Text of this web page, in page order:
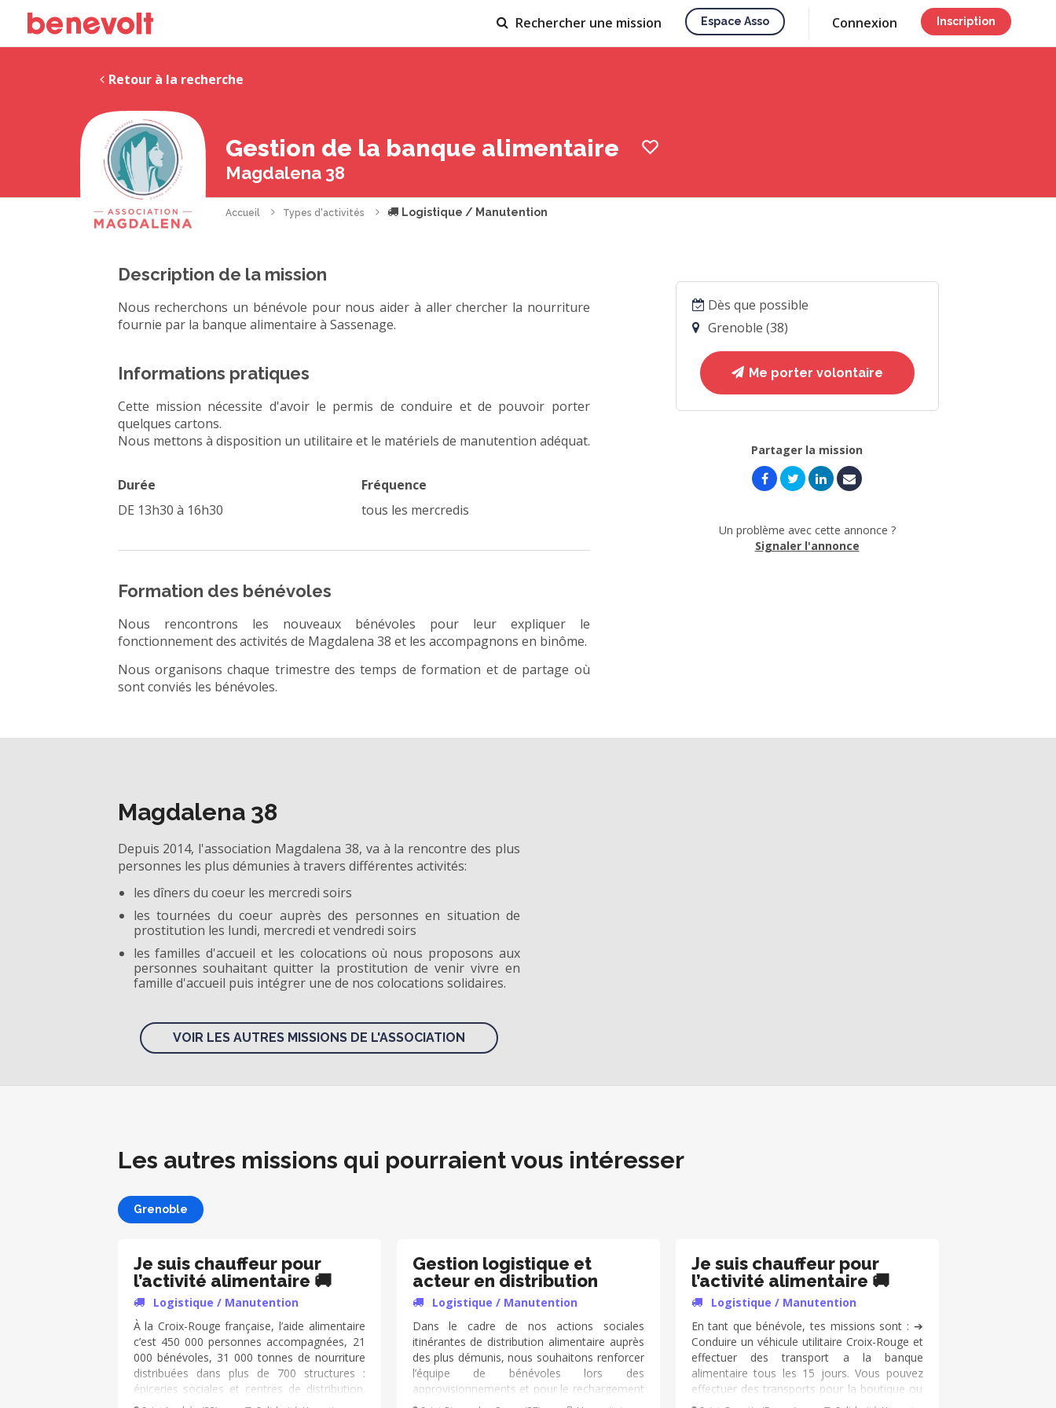
Rechercher une mission Espace Asso Connexion Inscription
Retour à la recherche
Gestion de la banque alimentaire
Magdalena 38
Accueil Types d'activités Logistique / Manutention
Description de la mission
Nous recherchons un bénévole pour nous aider à aller chercher la nourriture
fournie par la banque alimentaire à Sassenage.
Informations pratiques
Cette mission nécessite d'avoir le permis de conduire et de pouvoir porter
quelques cartons.
Nous mettons à disposition un utilitaire et le matériels de manutention adéquat.
Durée
DE 13h30 à 16h30
Fréquence
tous les mercredis
Formation des bénévoles
Nous rencontrons les nouveaux bénévoles pour leur expliquer le
fonctionnement des activités de Magdalena 38 et les accompagnons en binôme.
Nous organisons chaque trimestre des temps de formation et de partage où
sont conviés les bénévoles.
Dès que possible
Grenoble (38)
Me porter volontaire
Partager la mission
Un problème avec cette annonce ?
Signaler l'annonce
Magdalena 38
Depuis 2014, l'association Magdalena 38, va à la rencontre des plus
personnes les plus démunies à travers différentes activités:
les dîners du coeur les mercredi soirs
les tournées du coeur auprès des personnes en situation de
prostitution les lundi, mercredi et vendredi soirs
les familles d'accueil et les colocations où nous proposons aux
personnes souhaitant quitter la prostitution de venir vivre en
famille d'accueil puis intégrer une de nos colocations solidaires.
VOIR LES AUTRES MISSIONS DE L'ASSOCIATION
Les autres missions qui pourraient vous intéresser
Grenoble
Je suis chauffeur pour
l’activité alimentaire 🚚
Logistique / Manutention
À la Croix-Rouge française, l’aide alimentaire
c’est 450 000 personnes accompagnées, 21
000 bénévoles, 31 000 tonnes de nourriture
distribuées dans plus de 700 structures :
épiceries sociales et centres de distribution.
En tant que bénévole, tes missions sont : ➔
Gestion logistique et
acteur en distribution
Logistique / Manutention
Dans le cadre de nos actions sociales
itinérantes de distribution alimentaire auprès
des plus démunis, nous souhaitons renforcer
l’équipe de bénévoles lors des
approvisionnements et pour le rechargement
des fourgons de distribution. Vous pourrez
Je suis chauffeur pour
l’activité alimentaire 🚚
Logistique / Manutention
En tant que bénévole, tes missions sont : ➔
Conduire un véhicule utilitaire Croix-Rouge et
effectuer des transport a la banque
alimentaire tous les 15 jours. Vous pouvez
effectuer des transports pour la boutique ou
autre. En fonction de tes disponibiltes ➔